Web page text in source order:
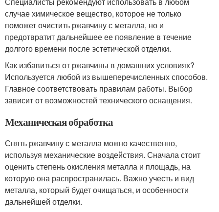
случае химическое вещество, которое не только
поможет очистить ржавчину с металла, но и
предотвратит дальнейшее ее появление в течение
долгого времени после эстетической отделки.
Как избавиться от ржавчины в домашних условиях?
Используется любой из вышеперечисленных способов.
Главное соответствовать правилам работы. Выбор
зависит от возможностей технического оснащения.
Механическая обработка
Снять ржавчину с металла можно качественно,
используя механические воздействия. Сначала стоит
оценить степень окисления металла и площадь, на
которую она распространилась. Важно учесть и вид
металла, который будет очищаться, и особенности
дальнейшей отделки.